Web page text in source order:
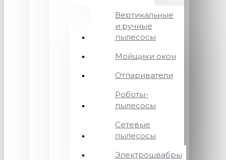
Вертикальные
и ручные
пылесосы
Мойщики окон
Отпариватели
Роботы-
пылесосы
Сетевые
пылесосы
Электрошвабры